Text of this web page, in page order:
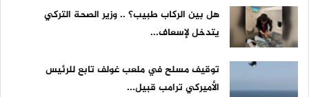
هل بين الركاب طبيب؟ .. وزير الصحة التركي
يتدخل لإسعاف...
توقيف مسلح في ملعب غولف تابع للرئيس
الأميركي ترامب قبيل...